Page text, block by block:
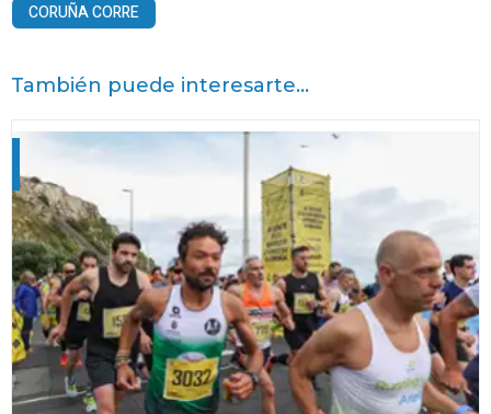
CORUÑA CORRE
También puede interesarte...